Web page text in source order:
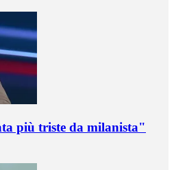
più triste da milanista"